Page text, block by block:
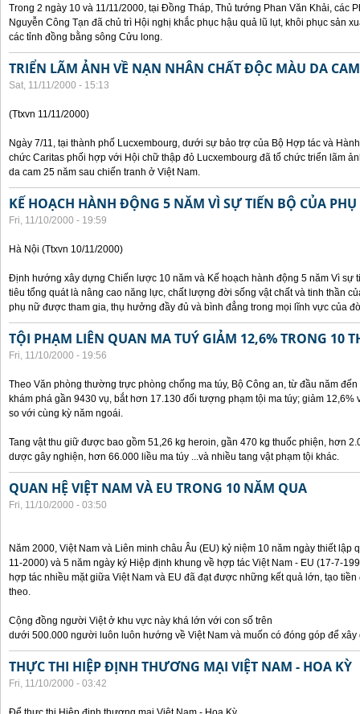
Trong 2 ngày 10 và 11/11/2000, tại Đồng Tháp, Thủ tướng Phan Văn Khải, các
Nguyễn Công Tạn đã chủ trì Hội nghị khắc phục hậu quả lũ lụt, khôi phục sản
các tỉnh đồng bằng sông Cửu long.
TRIỂN LÃM ẢNH VỀ NẠN NHÂN CHẤT ĐỘC MÀU DA CAM
Sat, 11/11/2000 - 15:13
(Ttxvn 11/11/2000)
Ngày 7/11, tại thành phố Lucxembourg, dưới sự bảo trợ của Bộ Hợp tác và
chức Caritas phối hợp với Hội chữ thập đỏ Lucxembourg đã tổ chức triển lãm
da cam 25 năm sau chiến tranh ở Việt Nam.
KẾ HOẠCH HÀNH ĐỘNG 5 NĂM VÌ SỰ TIẾN BỘ CỦA
Fri, 11/10/2000 - 19:59
Hà Nội (Ttxvn 10/11/2000)
Định hướng xây dựng Chiến lược 10 năm và Kế hoạch hành động 5 năm Vì sự
tiêu tổng quát là nâng cao năng lực, chất lượng đời sống vật chất và tinh thần
phụ nữ được tham gia, thụ hưởng đầy đủ và bình đẳng trong mọi lĩnh vực của
TỘI PHẠM LIÊN QUAN MA TUÝ GIẢM 12,6% TRONG 10
Fri, 11/10/2000 - 19:56
Theo Văn phòng thường trực phòng chống ma túy, Bộ Công an, từ đầu năm
khám phá gần 9430 vụ, bắt hơn 17.130 đối tượng phạm tội ma túy; giảm 12,6%
so với cùng kỳ năm ngoái.
Tang vật thu giữ được bao gồm 51,26 kg heroin, gần 470 kg thuốc phiện, hơn
dược gây nghiện, hơn 66.000 liều ma túy ...và nhiều tang vật phạm tội khác.
QUAN HỆ VIỆT NAM VÀ EU TRONG 10 NĂM QUA
Fri, 11/10/2000 - 03:50
Năm 2000, Việt Nam và Liên minh châu Âu (EU) kỷ niệm 10 năm ngày thiết lập
11-2000) và 5 năm ngày ký Hiệp định khung về hợp tác Việt Nam - EU (17-7-
hợp tác nhiều mặt giữa Việt Nam và EU đã đạt được những kết quả lớn, tạo
theo.
Cộng đồng người Việt ở khu vực này khá lớn với con số trên
dưới 500.000 người luôn luôn hướng về Việt Nam và muốn có đóng góp để
THỰC THI HIỆP ĐỊNH THƯƠNG MẠI VIỆT NAM - HOA KỲ
Fri, 11/10/2000 - 03:42